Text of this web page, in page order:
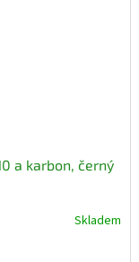
a karbon, černý
Skladem